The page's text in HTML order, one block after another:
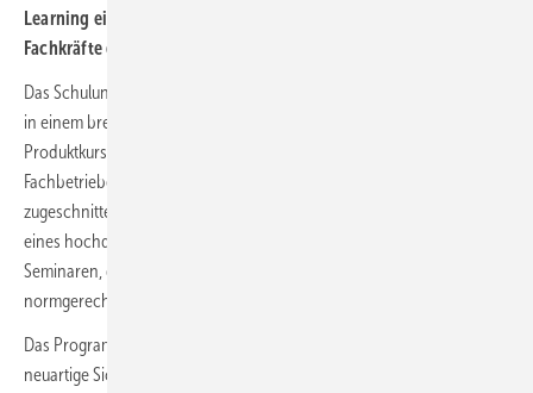
Learning ein umfangreiches Weiterbildungsprogramm für
Fachkräfte der Sicherheitstechnik an.
Das Schulungsprogramm von Telenot kombiniert Theorie und Praxis
in einem breiten Angebot von Grundlagen-, System- und
Produktkursen, die individuell auf die Anforderungen von
Fachbetrieben, Planern, Bauträgern und -ämtern sowie Architekten
zugeschnitten sind. Teilnehmende profitieren von der Erfahrung
eines hochqualifizierten Trainerteams und praxisorientierten
Seminaren, die nicht nur technisches Fachwissen, sondern auch
normgerechte Umsetzung vermitteln.
Das Programmangebot des Jahres 2025 legt besonderen Fokus auf
neuartige Sicherheitstechnologien. Im Bereich der